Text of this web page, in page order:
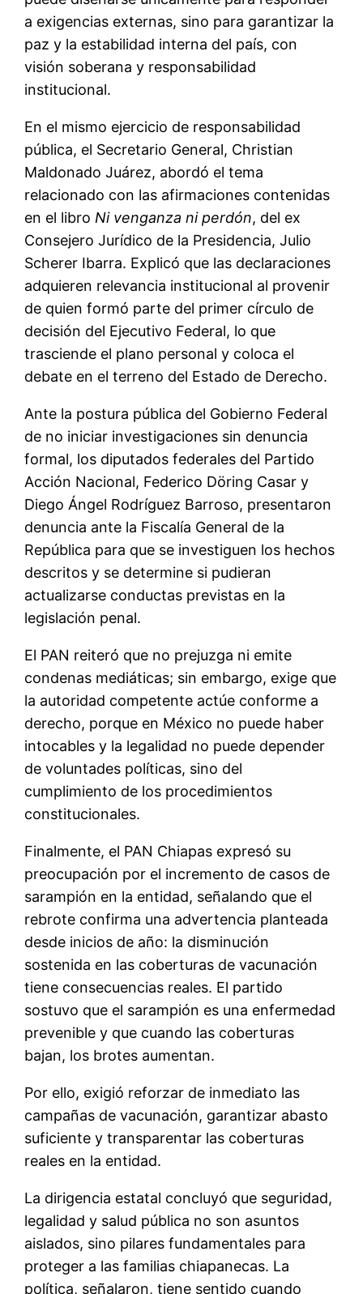
a exigencias externas, sino para garantizar la
paz y la estabilidad interna del país, con
visión soberana y responsabilidad
institucional.
En el mismo ejercicio de responsabilidad
pública, el Secretario General, Christian
Maldonado Juárez, abordó el tema
relacionado con las afirmaciones contenidas
en el libro Ni venganza ni perdón, del ex
Consejero Jurídico de la Presidencia, Julio
Scherer Ibarra. Explicó que las declaraciones
adquieren relevancia institucional al provenir
de quien formó parte del primer círculo de
decisión del Ejecutivo Federal, lo que
trasciende el plano personal y coloca el
debate en el terreno del Estado de Derecho.
Ante la postura pública del Gobierno Federal
de no iniciar investigaciones sin denuncia
formal, los diputados federales del Partido
Acción Nacional, Federico Döring Casar y
Diego Ángel Rodríguez Barroso, presentaron
denuncia ante la Fiscalía General de la
República para que se investiguen los hechos
descritos y se determine si pudieran
actualizarse conductas previstas en la
legislación penal.
El PAN reiteró que no prejuzga ni emite
condenas mediáticas; sin embargo, exige que
la autoridad competente actúe conforme a
derecho, porque en México no puede haber
intocables y la legalidad no puede depender
de voluntades políticas, sino del
cumplimiento de los procedimientos
constitucionales.
Finalmente, el PAN Chiapas expresó su
preocupación por el incremento de casos de
sarampión en la entidad, señalando que el
rebrote confirma una advertencia planteada
desde inicios de año: la disminución
sostenida en las coberturas de vacunación
tiene consecuencias reales. El partido
sostuvo que el sarampión es una enfermedad
prevenible y que cuando las coberturas
bajan, los brotes aumentan.
Por ello, exigió reforzar de inmediato las
campañas de vacunación, garantizar abasto
suficiente y transparentar las coberturas
reales en la entidad.
La dirigencia estatal concluyó que seguridad,
legalidad y salud pública no son asuntos
aislados, sino pilares fundamentales para
proteger a las familias chiapanecas. La
política, señalaron, tiene sentido cuando